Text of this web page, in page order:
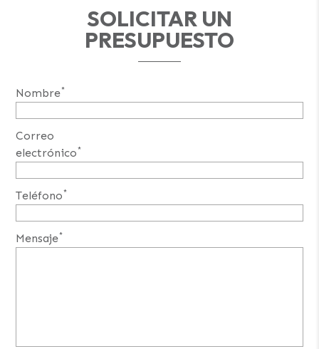
SOLICITAR UN
PRESUPUESTO
Nombre*
Correo
electrónico*
Teléfono*
Mensaje*